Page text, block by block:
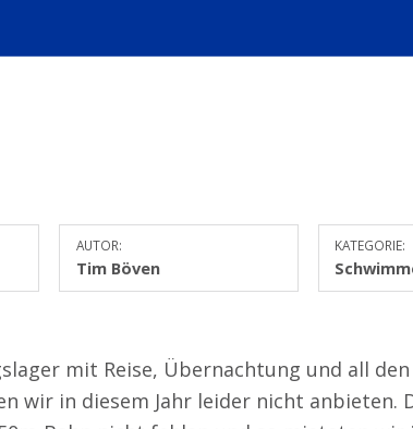
AUTOR:
Tim Böven
KATEGORIE:
mit Reise, Übernachtung und all
wir in diesem Jahr leider nicht anbieten.